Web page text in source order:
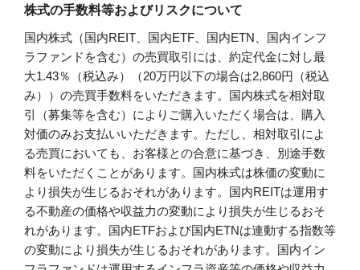
株式の手数料等およびリスクについて
国内株式（国内REIT、国内ETF、国内ETN、国内インフ
ラファンドを含む）の売買取引には、約定代金に対し最
大1.43％（税込み）（20万円以下の場合は2,860円（税込
み））の売買手数料をいただきます。国内株式を相対取
引（募集等を含む）によりご購入いただく場合は、購入
対価のみお支払いいただきます。ただし、相対取引によ
る売買においても、お客様との合意に基づき、別途手数
料をいただくことがあります。国内株式は株価の変動に
より損失が生じるおそれがあります。国内REITは運用す
る不動産の価格や収益力の変動により損失が生じるおそ
れがあります。国内ETFおよび国内ETNは連動する指数等
の変動により損失が生じるおそれがあります。国内イン